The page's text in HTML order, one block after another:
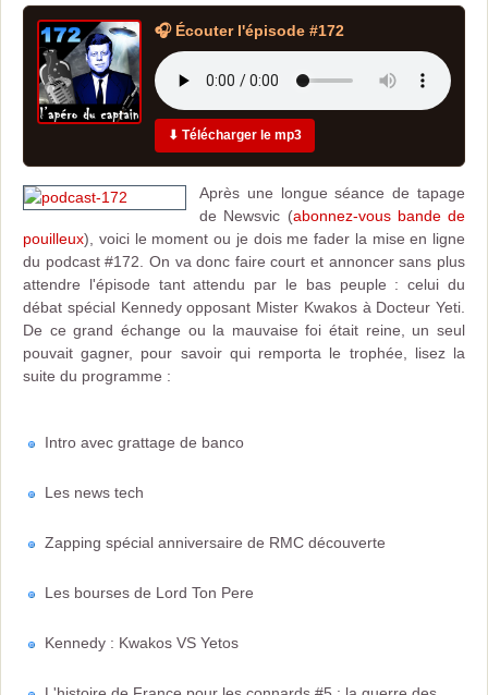
🎧 Écouter l'épisode #172
⬇ Télécharger le mp3
Après une longue séance de tapage
de Newsvic (abonnez-vous bande de
pouilleux), voici le moment ou je dois me fader la mise en ligne
du podcast #172. On va donc faire court et annoncer sans plus
attendre l'épisode tant attendu par le bas peuple : celui du
débat spécial Kennedy opposant Mister Kwakos à Docteur Yeti.
De ce grand échange ou la mauvaise foi était reine, un seul
pouvait gagner, pour savoir qui remporta le trophée, lisez la
suite du programme :
Intro avec grattage de banco
Les news tech
Zapping spécial anniversaire de RMC découverte
Les bourses de Lord Ton Pere
Kennedy : Kwakos VS Yetos